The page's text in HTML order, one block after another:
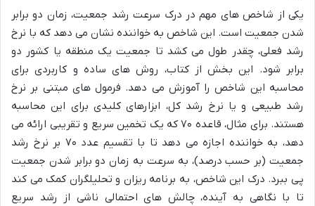
یکی از شاخص های مهم در درک سرعت رشد جمعیت، زمان دو برابر
شدن جمعیت است. این شاخص به خواننده نشان می دهد که با نرخ
رشد فعلی، چقدر طول می کشد تا جمعیت یک منطقه یا کشور دو
برابر شود. این بخش از کتاب، روش های ساده و کاربردی برای
محاسبه این شاخص را آموزش می دهد. فرمول های مبتنی بر نرخ
رشد طبیعی و یا نرخ رشد کل، ابزارهای کلیدی برای این محاسبه
هستند. برای مثال، قاعده ۷۰ که یک تخمین سریع و تقریبی ارائه می
دهد، به خواننده اجازه می دهد تا با تقسیم عدد ۷۰ بر نرخ رشد
جمعیت (بر حسب درصد)، به سرعت به زمان دو برابر شدن جمعیت
پی ببرد. درک این شاخص، به برنامه ریزان و تحلیلگران کمک می کند
تا با نگاهی به آینده، چالش های احتمالی ناشی از رشد سریع